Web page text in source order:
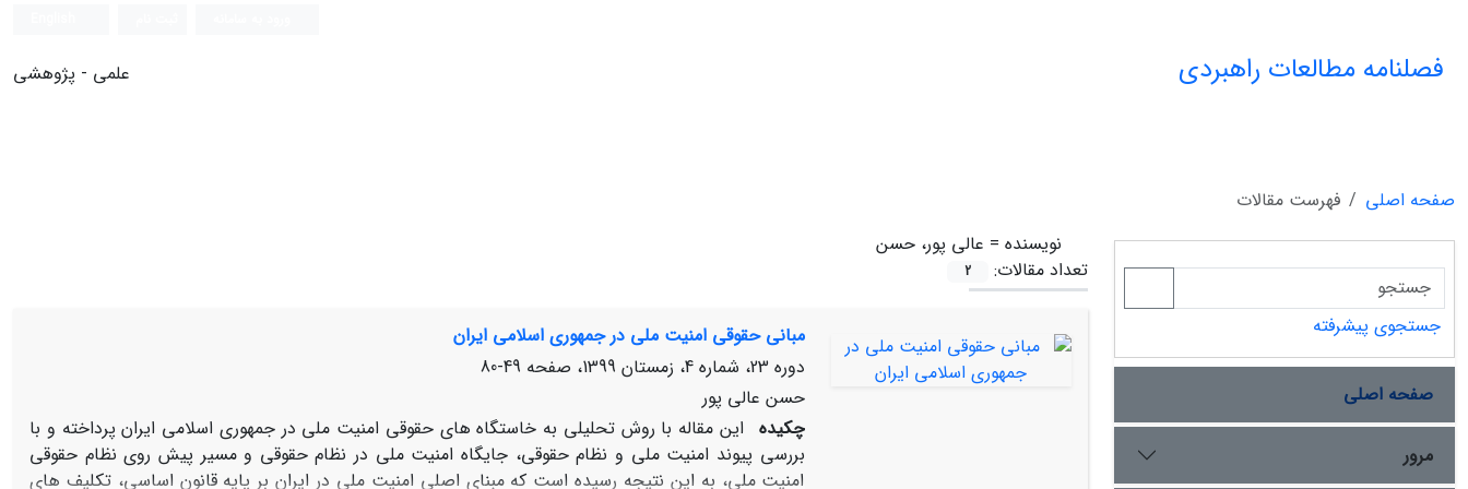
فصلنامه مطالعات راهبردی علمی - پژوهشی
صفحه اصلی
فهرست مقالات
نویسنده = عالی پور، حسن
تعداد مقالات:
2
مبانی حقوقی امنیت ملی در جمهوری اسلامی ایران
دوره 23، شماره 4، زمستان 1399، صفحه
49-80
حسن عالی پور
چکیده این مقاله با روش تحلیلی به خاستگاه ‏های حقوقی امنیت ملی در جمهوری اسلامی ایران پرداخته و با
بررسی پیوند امنیت ملی و نظام حقوقی، جایگاه امنیت ملی در نظام حقوقی و مسیر پیش روی نظام حقوقی
امنیت ملی، به این نتیجه رسیده است که مبنای اصلی امنیت ملی در ایران بر پایه قانون اساسی، تکلیف‏ های
جستجوی پیشرفته
صفحه اصلی
مرور